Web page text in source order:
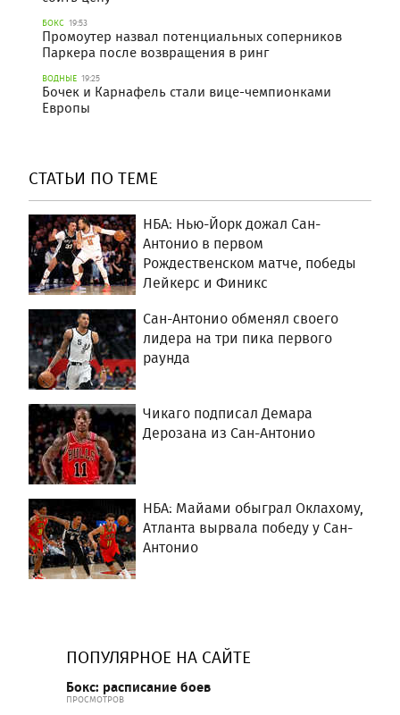
БОКС 19:53
Промоутер назвал потенциальных соперников
Паркера после возвращения в ринг
ВОДНЫЕ 19:25
Бочек и Карнафель стали вице-чемпионками
Европы
СТАТЬИ ПО ТЕМЕ
НБА: Нью-Йорк дожал Сан-
Антонио в первом
Рождественском матче, победы
Лейкерс и Финикс
Сан-Антонио обменял своего
лидера на три пика первого
раунда
Чикаго подписал Демара
Дерозана из Сан-Антонио
НБА: Майами обыграл Оклахому,
Атланта вырвала победу у Сан-
Антонио
ПОПУЛЯРНОЕ НА САЙТЕ
Бокс: расписание боев
ПРОСМОТРОВ